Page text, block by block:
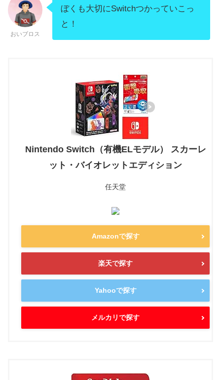
おいブロス
ぼくも大切にSwitchつかっていこっ
と！
Nintendo Switch（有機ELモデル） スカーレ
ット・バイオレットエディション
任天堂
Amazonで探す
楽天で探す
Yahooで探す
メルカリで探す